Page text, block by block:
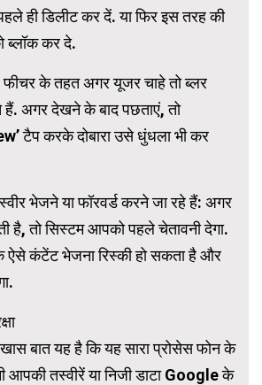
ही डिलीट कर दें. या फिर इस तरह की
ब्लॉक कर दे.
फीचर के तहत अगर यूजर चाहे तो ब्लर
अगर देखने के बाद पछताएं, तो
टैप करके दोबारा उसे धुंधला भी कर
भेजने या फॉरवर्ड करने जा रहे हैं: अगर
है, तो सिस्टम आपको पहले चेतावनी देगा.
ऐसे कंटेंट भेजना रिस्की हो सकता है और
बात यह है कि यह सारा प्रोसेस फोन के
आपकी तस्वीरें या निजी डाटा Google के